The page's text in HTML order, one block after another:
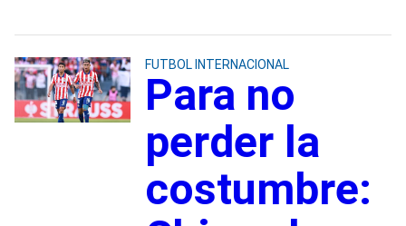
FUTBOL INTERNACIONAL
Para no
perder la
costumbre: